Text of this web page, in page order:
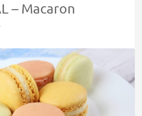
– Macaron